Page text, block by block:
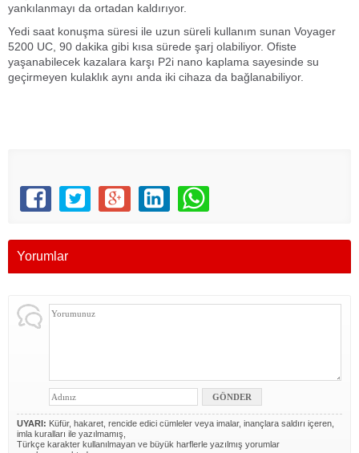
yankılanmayı da ortadan kaldırıyor.
Yedi saat konuşma süresi ile uzun süreli kullanım sunan Voyager
5200 UC, 90 dakika gibi kısa sürede şarj olabiliyor. Ofiste
yaşanabilecek kazalara karşı P2i nano kaplama sayesinde su
geçirmeyen kulaklık aynı anda iki cihaza da bağlanabiliyor.
Yorumlar
UYARI: Küfür, hakaret, rencide edici cümleler veya imalar, inançlara saldırı içeren,
imla kuralları ile yazılmamış,
Türkçe karakter kullanılmayan ve büyük harflerle yazılmış yorumlar